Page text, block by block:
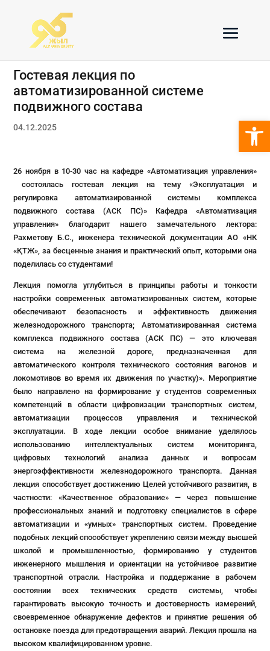
Гостевая лекция по
автоматизированной системе
подвижного состава
04.12.2025
26 ноября в 10-30 час на кафедре «Автоматизация управления»
состоялась гостевая лекция на тему «Эксплуатация и
регулировка автоматизированной системы комплекса
подвижного состава (АСК ПС)» Кафедра «Автоматизация
управления» благодарит нашего замечательного лектора:
Рахметову Б.С., инженера технической документации АО «НК
«ҚТЖ», за бесценные знания и практический опыт, которыми она
поделилась со студентами!
Лекция помогла углубиться в принципы работы и тонкости
настройки современных автоматизированных систем, которые
обеспечивают безопасность и эффективность движения
железнодорожного транспорта; Автоматизированная система
комплекса подвижного состава (АСК ПС) — это ключевая
система на железной дороге, предназначенная для
автоматического контроля технического состояния вагонов и
локомотивов во время их движения по участку)». Мероприятие
было направлено на формирование у студентов современных
компетенций в области цифровизации транспортных систем,
автоматизации процессов управления и технической
эксплуатации. В ходе лекции особое внимание уделялось
использованию интеллектуальных систем мониторинга,
цифровых технологий анализа данных и вопросам
энергоэффективности железнодорожного транспорта. Данная
лекция способствует достижению Целей устойчивого развития, в
частности: «Качественное образование» — через повышение
профессиональных знаний и подготовку специалистов в сфере
автоматизации и «умных» транспортных систем. Проведение
подобных лекций способствует укреплению связи между высшей
школой и промышленностью, формированию у студентов
инженерного мышления и ориентации на устойчивое развитие
транспортной отрасли. Настройка и поддержание в рабочем
состоянии всех технических средств системы, чтобы
гарантировать высокую точность и достоверность измерений,
своевременное обнаружение дефектов и принятие решения об
остановке поезда для предотвращения аварий. Лекция прошла на
высоком квалифицированном уровне.